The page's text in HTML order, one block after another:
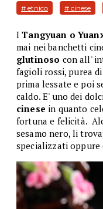
# etnico # cinese
ITangyuan o
mai nei banchetti
glutinoso con all'
fagioli rossi, purea
prima lessate e poi
caldo. E' uno dei
cinese in quanto
fortuna e felicità.
sesamo nero, li
specializzati oppure